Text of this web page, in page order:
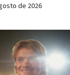
de 2026